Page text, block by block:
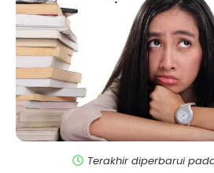
Terakhir diperbarui